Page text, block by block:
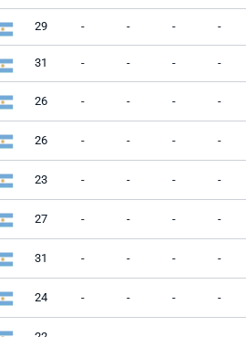
29 - - - -
31 - - - -
26 - - - -
26 - - - -
23 - - - -
27 - - - -
31 - - - -
24 - - - -